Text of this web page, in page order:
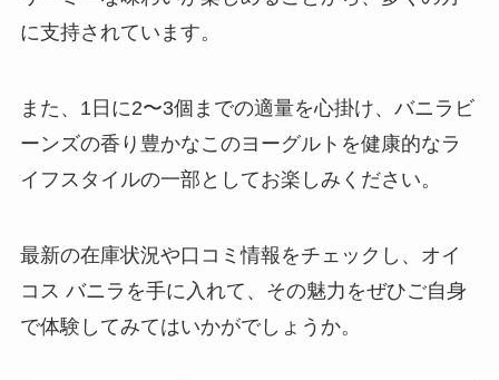
ピーカンナッツはどこで買える？
店舗東京ではどこで売ってる？カ
炭火焼きパウダー 業務スーパーで
に支持されています。
また、1日に2〜3個までの適量を心掛け、バニラビ
ーンズの香り豊かなこのヨーグルトを健康的なラ
イフスタイルの一部としてお楽しみください。
最新の在庫状況や口コミ情報をチェックし、オイ
コス バニラを手に入れて、その魅力をぜひご自身
で体験してみてはいかがでしょうか。